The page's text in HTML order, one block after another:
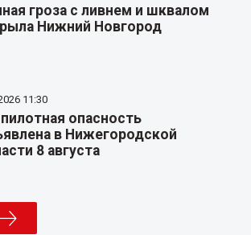
гроза с ливнем и шквалом
Нижний Новгород
11:30
опасность
в Нижегородской
8 августа